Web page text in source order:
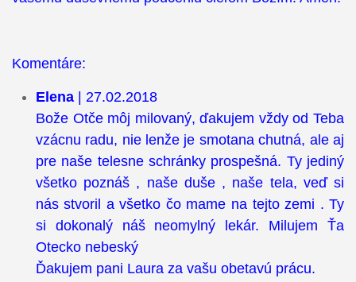
Komentáre:
Elena | 27.02.2018
Bože Otče môj milovaný, ďakujem vždy od Teba
vzácnu radu, nie lenže je smotana chutná, ale aj
pre naše telesne schránky prospešná. Ty jediný
všetko poznáš , naše duše , naše tela, veď si
nás stvoril a všetko čo mame na tejto zemi . Ty
si dokonalý náš neomylný lekár. Milujem Ťa
Otecko nebeský
Ďakujem pani Laura za vašu obetavú prácu.